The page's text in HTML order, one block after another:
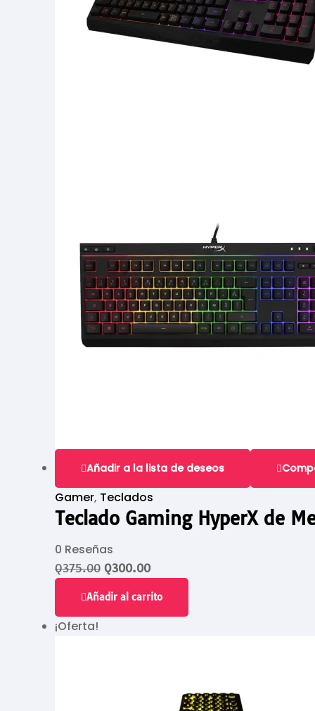
Añadir a la lista de deseos
Gamer, Teclados
Teclado Gaming HyperX de
0 Reseñas
Q375.00 Q300.00
Añadir al carrito
¡Oferta!